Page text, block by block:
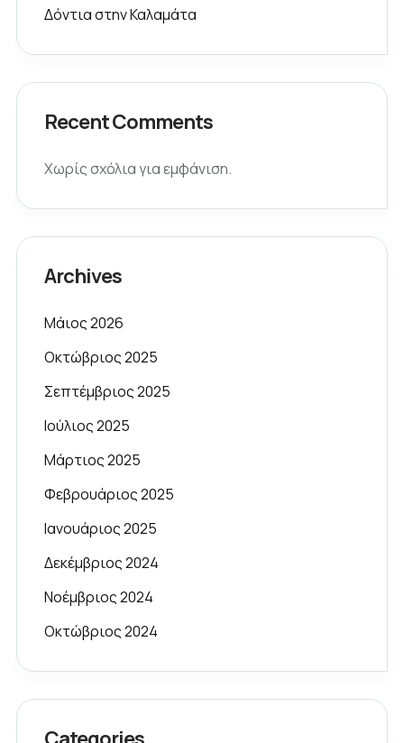
Δόντια στην Καλαμάτα
Recent Comments
Χωρίς σχόλια για εμφάνιση.
Archives
Μάιος 2026
Οκτώβριος 2025
Σεπτέμβριος 2025
Ιούλιος 2025
Μάρτιος 2025
Φεβρουάριος 2025
Ιανουάριος 2025
Δεκέμβριος 2024
Νοέμβριος 2024
Οκτώβριος 2024